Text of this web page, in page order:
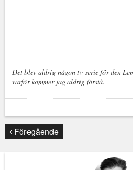
Det blev aldrig någon tv-serie för den
varför kommer jag aldrig förstå.
Föregående